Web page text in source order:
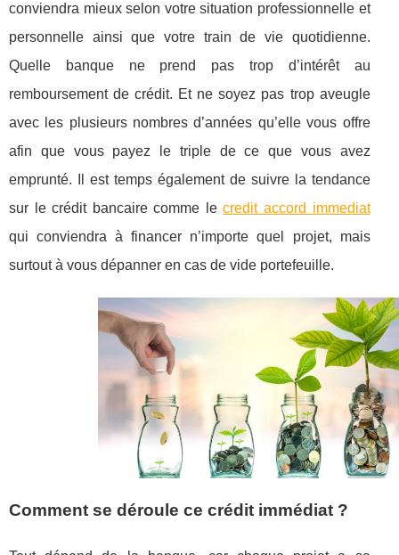
conviendra mieux selon votre situation professionnelle et
personnelle ainsi que votre train de vie quotidienne.
Quelle banque ne prend pas trop d’intérêt au
remboursement de crédit. Et ne soyez pas trop aveugle
avec les plusieurs nombres d’années qu’elle vous offre
afin que vous payez le triple de ce que vous avez
emprunté. Il est temps également de suivre la tendance
sur le crédit bancaire comme lecredit accord immediat
qui conviendra à financer n’importe quel projet, mais
surtout à vous dépanner en cas de vide portefeuille.
Comment se déroule ce crédit immédiat ?